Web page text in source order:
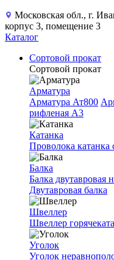
Московская обл., г.
корпус 3, помещение 3
Каталог
Сортовой прокат
Сортовой прокат
Арматура
Арматура Ат800
рифленая A3
Катанка
Проволока катанка
Балка
Балка двутавровая
Двутавровая балка
Швеллер
Швеллер
Уголок
Уголок